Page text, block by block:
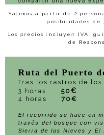
Salimos a partir de 2
posibilidades de
Los precios incluyen IVA,
de
Ruta del Puerto
Tras los rastros de los
3 horas
50€
4 horas 70€
El recorrido se hace en
través del bosque con
Sierra de las Nieves y El